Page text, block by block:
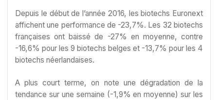
Depuis le début de l’année 2016, les biotechs Euronext
affichent une performance de -23,7%. Les 32 biotechs
françaises ont baissé de -27% en moyenne, contre
-16,6% pour les 9 biotechs belges et -13,7% pour les 4
biotechs néerlandaises.
A plus court terme, on note une dégradation de la
tendance sur une semaine (-1,9% en moyenne) sur les